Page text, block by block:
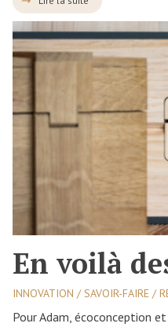
En voilà
INNOVATION / SAVOIR-FAIRE /
Pour Adam, écoconception